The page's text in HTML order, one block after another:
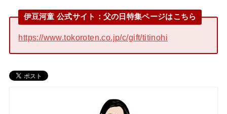
伊豆河童 公式サイト：父の日特集ページはこちら
https://www.tokoroten.co.jp/c/gift/titinohi